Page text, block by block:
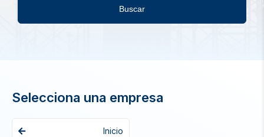
Buscar
Selecciona una empresa
Inicio